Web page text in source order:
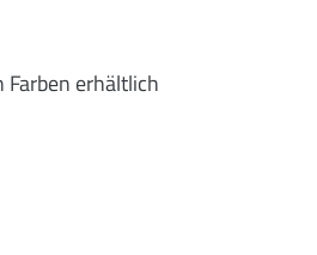
Farben erhältlich